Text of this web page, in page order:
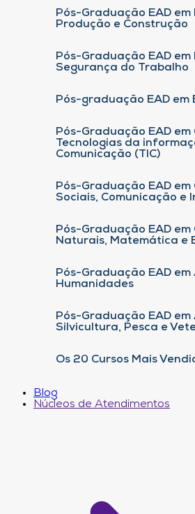
Pós-Graduação EAD em
Produção e Construção
Pós-Graduação EAD
Segurança do Trabalho
Pós-graduação EAD em
Pós-Graduação EAD
Tecnologias da
Comunicação (TIC)
Pós-Graduação EAD em
Sociais, Comunicação e
Pós-Graduação EAD em
Naturais, Matemática e
Pós-Graduação EAD em
Humanidades
Pós-Graduação EAD
Silvicultura, Pesca e
Os 20 Cursos Mais
Blog
Núcleos de Atendimentos